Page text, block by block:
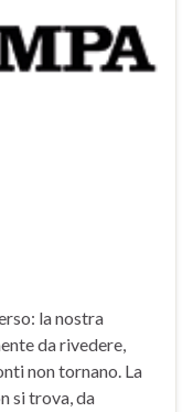
la nostra
da rivedere,
non tornano. La
si trova, da